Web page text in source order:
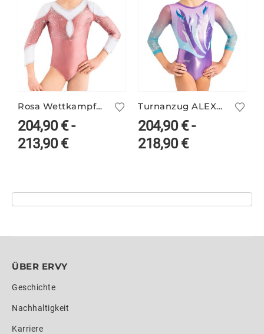
Rosa Wettkampfanzug MILENA/2
204,90€-
213,90€
Turnanzug ALEXANDRINA/3 mit 3/4-Arm
204,90€-
218,90€
ÜBER ERVY
Geschichte
Nachhaltigkeit
Karriere